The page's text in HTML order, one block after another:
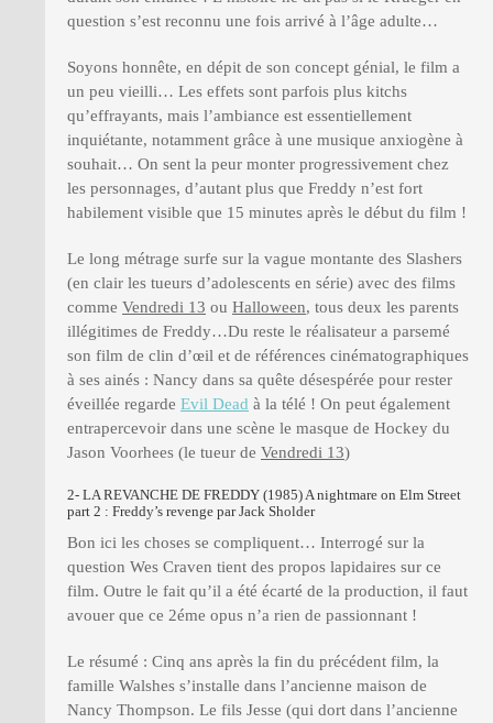
question s’est reconnu une fois arrivé à l’âge adulte…
Soyons honnête, en dépit de son concept génial, le film a
un peu vieilli… Les effets sont parfois plus kitchs
qu’effrayants, mais l’ambiance est essentiellement
inquiétante, notamment grâce à une musique anxiogène à
souhait… On sent la peur monter progressivement chez
les personnages, d’autant plus que Freddy n’est fort
habilement visible que 15 minutes après le début du film !
Le long métrage surfe sur la vague montante des Slashers
(en clair les tueurs d’adolescents en série) avec des films
comme Vendredi 13 ou Halloween, tous deux les parents
illégitimes de Freddy…Du reste le réalisateur a parsemé
son film de clin d’œil et de références cinématographiques
à ses ainés : Nancy dans sa quête désespérée pour rester
éveillée regarde Evil Dead à la télé ! On peut également
entrapercevoir dans une scène le masque de Hockey du
Jason Voorhees (le tueur de Vendredi 13)
2- LA REVANCHE DE FREDDY (1985) A nightmare on Elm Street
part 2 : Freddy’s revenge par Jack Sholder
Bon ici les choses se compliquent… Interrogé sur la
question Wes Craven tient des propos lapidaires sur ce
film. Outre le fait qu’il a été écarté de la production, il faut
avouer que ce 2éme opus n’a rien de passionnant !
Le résumé : Cinq ans après la fin du précédent film, la
famille Walshes s’installe dans l’ancienne maison de
Nancy Thompson. Le fils Jesse (qui dort dans l’ancienne